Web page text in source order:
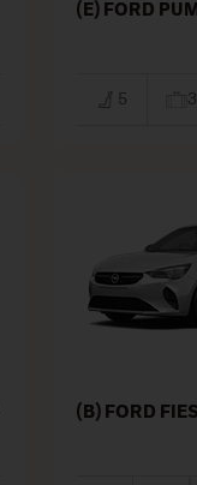
(E) FORD
5 3
(B) FORD